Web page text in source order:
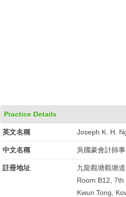
Practice Details
英文名稱 Joseph K. H.
中文名稱 吳國豪會計師
註冊地址
九龍觀塘觀塘
Room B12,
Kwun Tong,